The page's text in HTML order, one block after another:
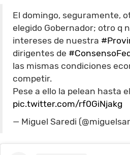
El domingo, seguramente,
elegido Gobernador; otro q
intereses de nuestra
dirigentes de
las mismas condiciones
competir.
Pese a ello la pelean hasta
pic.twitter.com/rf0GiNjakg
— Miguel Saredi